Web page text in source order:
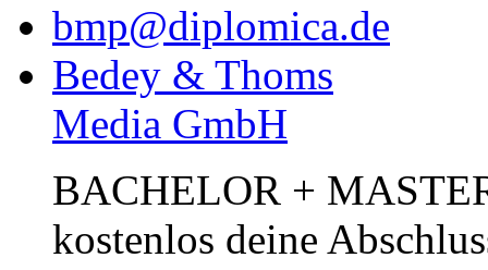
bmp@diplomica.de
Bedey & Thoms
Media GmbH
BACHELOR +
kostenlos deine